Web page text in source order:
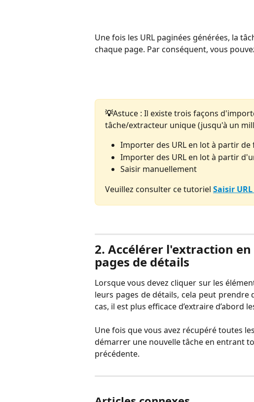
Une fois les URL paginées générées, la
chaque page. Par conséquent, vous
💡Astuce : Il existe trois façons
tâche/extracteur unique (jusqu'à un
Importer des URL en lot à partir de
Importer des URL en lot à partir
Saisir manuellement
Veuillez consulter ce tutoriel Saisir
2. Accélérer l'extraction
pages de détails
Lorsque vous devez cliquer sur les
leurs pages de détails, cela peut
cas, il est plus efficace d’extraire d’abord
Une fois que vous avez récupéré toutes
démarrer une nouvelle tâche en entrant
précédente.